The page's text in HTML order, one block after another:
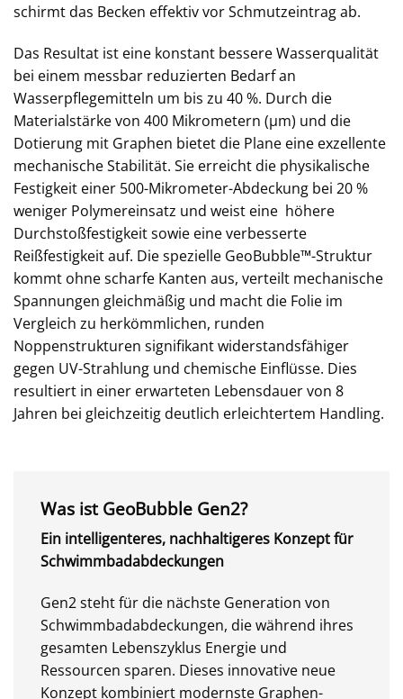
schirmt das Becken effektiv vor Schmutzeintrag ab.
Das Resultat ist eine konstant bessere Wasserqualität
bei einem messbar reduzierten Bedarf an
Wasserpflegemitteln um bis zu 40 %. Durch die
Materialstärke von 400 Mikrometern (µm) und die
Dotierung mit Graphen bietet die Plane eine exzellente
mechanische Stabilität. Sie erreicht die physikalische
Festigkeit einer 500-Mikrometer-Abdeckung bei 20 %
weniger Polymereinsatz und weist eine höhere
Durchstoßfestigkeit sowie eine verbesserte
Reißfestigkeit auf. Die spezielle GeoBubble™-Struktur
kommt ohne scharfe Kanten aus, verteilt mechanische
Spannungen gleichmäßig und macht die Folie im
Vergleich zu herkömmlichen, runden
Noppenstrukturen signifikant widerstandsfähiger
gegen UV-Strahlung und chemische Einflüsse. Dies
resultiert in einer erwarteten Lebensdauer von 8
Jahren bei gleichzeitig deutlich erleichtertem Handling.
Was ist GeoBubble Gen2?
Ein intelligenteres, nachhaltigeres Konzept für
Schwimmbadabdeckungen
Gen2 steht für die nächste Generation von
Schwimmbadabdeckungen, die während ihres
gesamten Lebenszyklus Energie und
Ressourcen sparen. Dieses innovative neue
Konzept kombiniert modernste Graphen-